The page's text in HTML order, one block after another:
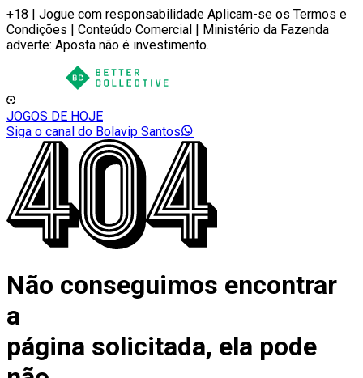
+18 | Jogue com responsabilidade Aplicam-se os Termos e
Condições | Conteúdo Comercial | Ministério da Fazenda
adverte: Aposta não é investimento.
JOGOS DE HOJE
Siga o canal do Bolavip Santos
Não conseguimos encontrar
a
página solicitada, ela pode